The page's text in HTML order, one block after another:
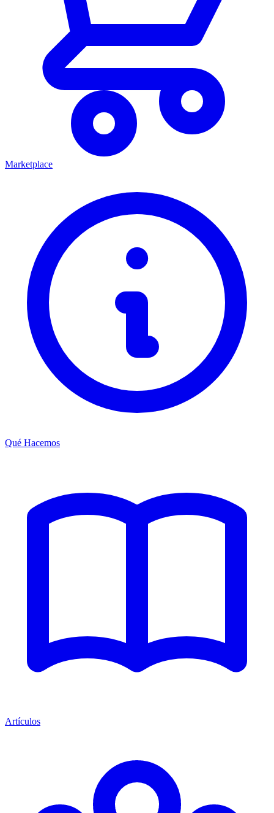
Marketplace
Qué Hacemos
Artículos